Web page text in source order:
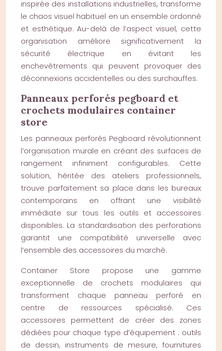
inspirée des installations industrielles, transforme
le chaos visuel habituel en un ensemble ordonné
et esthétique. Au-delà de l’aspect visuel, cette
organisation améliore significativement la
sécurité électrique en évitant les
enchevêtrements qui peuvent provoquer des
déconnexions accidentelles ou des surchauffes.
Panneaux perforés pegboard et
crochets modulaires container
store
Les panneaux perforés Pegboard révolutionnent
l’organisation murale en créant des surfaces de
rangement infiniment configurables. Cette
solution, héritée des ateliers professionnels,
trouve parfaitement sa place dans les bureaux
contemporains en offrant une visibilité
immédiate sur tous les outils et accessoires
disponibles. La standardisation des perforations
garantit une compatibilité universelle avec
l’ensemble des accessoires du marché.
Container Store propose une gamme
exceptionnelle de crochets modulaires qui
transforment chaque panneau perforé en
centre de ressources spécialisé. Ces
accessoires permettent de créer des zones
dédiées pour chaque type d’équipement : outils
de dessin, instruments de mesure, fournitures